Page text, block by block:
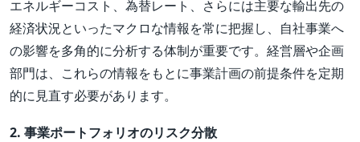
エネルギーコスト、為替レート、さらには主要な輸出先の
経済状況といったマクロな情報を常に把握し、自社事業へ
の影響を多角的に分析する体制が重要です。経営層や企画
部門は、これらの情報をもとに事業計画の前提条件を定期
的に見直す必要があります。
2. 事業ポートフォリオのリスク分散